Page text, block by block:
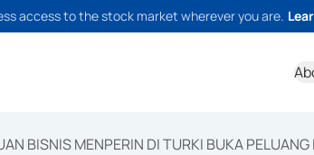
access to the stock market wherever you are.
BISNIS MENPERIN DI TURKI BUKA